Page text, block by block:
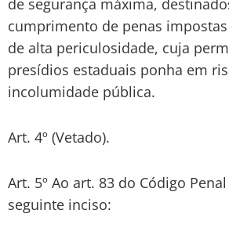
de segurança máxima,
cumprimento de penas
de alta periculosidade, cuja
presídios estaduais ponha em
incolumidade pública.
Art. 4º (Vetado).
Art. 5º Ao art. 83 do Código
seguinte inciso: